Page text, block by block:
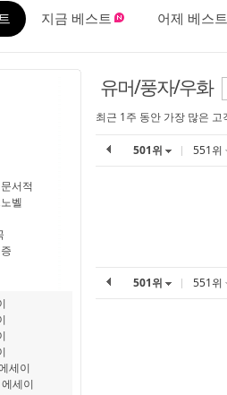
지금 베스트 어제 베스트
서적
벨
세이
세이
유머/풍자/우화
최근 1주 동안 가장 많은
501위 551위
501위 551위